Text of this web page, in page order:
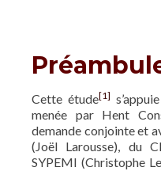
Cette étude[1]
menée par Hent
demande conjointe et
(Joël Larousse), du
SYPEMI (Christophe